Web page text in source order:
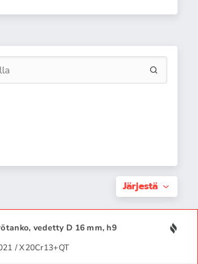
Järjestä
vedetty D 16 mm, h9
/ X20Cr13+QT